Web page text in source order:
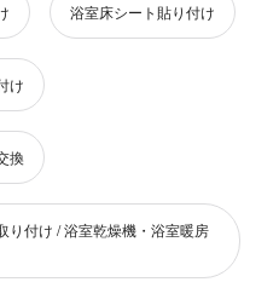
浴室床シート貼り付け
け
換
り付け / 浴室乾燥機・浴室暖房